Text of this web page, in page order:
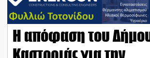
H απόφαση του